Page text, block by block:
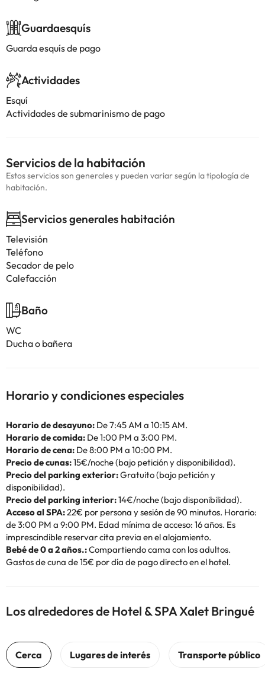
Guardaesquís
Guarda esquís de pago
Actividades
Esquí
Actividades de submarinismo de pago
Servicios de la habitación
Estos servicios son generales y pueden variar según la tipología de
habitación.
Servicios generales habitación
Televisión
Teléfono
Secador de pelo
Calefacción
Baño
WC
Ducha o bañera
Horario y condiciones especiales
Horario de desayuno: De 7:45 AM a 10:15 AM.
Horario de comida: De 1:00 PM a 3:00 PM.
Horario de cena: De 8:00 PM a 10:00 PM.
Precio de cunas:15€/noche (bajo petición y disponibilidad).
Precio del parking exterior:Gratuito (bajo petición y
disponibilidad).
Precio del parking interior:14€/noche (bajo disponibilidad).
Acceso al SPA:22€ por persona y sesión de 90 minutos. Horario:
de 3:00 PM a 9:00 PM. Edad mínima de acceso: 16 años. Es
imprescindible reservar cita previa en el alojamiento.
Bebé de 0 a 2 años.:Compartiendo cama con los adultos.
Gastos de cuna de 15€ por día de pago directo en el hotel.
Los alrededores de Hotel & SPA Xalet Bringué